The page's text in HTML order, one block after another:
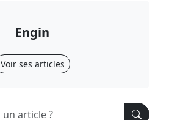
Engin
Voir ses articles